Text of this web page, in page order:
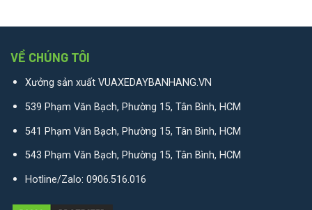
VỀ CHÚNG TÔI
Xưởng sản xuất VUAXEDAYBANHANG.VN
539 Phạm Văn Bạch, Phường 15, Tân Bình, HCM
541 Phạm Văn Bạch, Phường 15, Tân Bình, HCM
543 Phạm Văn Bạch, Phường 15, Tân Bình, HCM
Hotline/Zalo: 0906.516.016